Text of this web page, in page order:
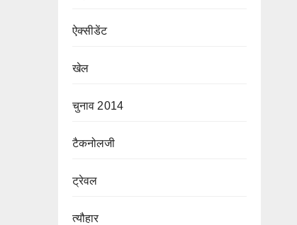
ऐक्सीडेंट
खेल
चुनाव 2014
टैकनोलजी
ट्रेवल
त्यौहार